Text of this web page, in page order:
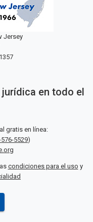
Jersey
en todo el
gratis en línea:
5529)
condiciones para el uso y